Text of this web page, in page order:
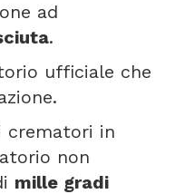
ad
.
ufficiale che
crematori in
non
mille gradi